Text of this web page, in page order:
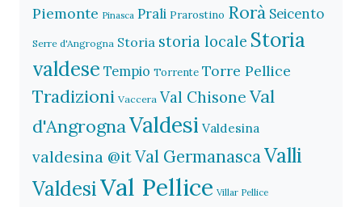
Piemonte Pinasca Prali Prarostino Rorà Seicento
Serre d'Angrogna Storia storia locale Storia
valdese Tempio Torrente Torre Pellice
Tradizioni Vaccera Val Chisone Val
d'AngrognaValdesi Valdesina
valdesina @itVal GermanascaValli
ValdesiVal Pellice Villar Pellice